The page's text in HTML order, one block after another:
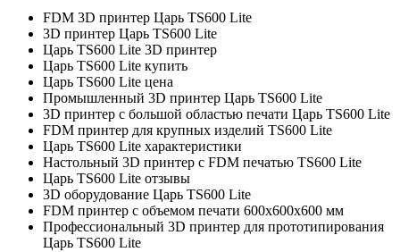
FDM 3D принтер Царь TS600 Lite
3D принтер Царь TS600 Lite
Царь TS600 Lite 3D принтер
Царь TS600 Lite купить
Царь TS600 Lite цена
Промышленный 3D принтер Царь TS600 Lite
3D принтер с большой областью печати Царь TS600 Lite
FDM принтер для крупных изделий TS600 Lite
Царь TS600 Lite характеристики
Настольный 3D принтер с FDM печатью TS600 Lite
Царь TS600 Lite отзывы
3D оборудование Царь TS600 Lite
FDM принтер с объемом печати 600x600x600 мм
Профессиональный 3D принтер для прототипирования
Царь TS600 Lite